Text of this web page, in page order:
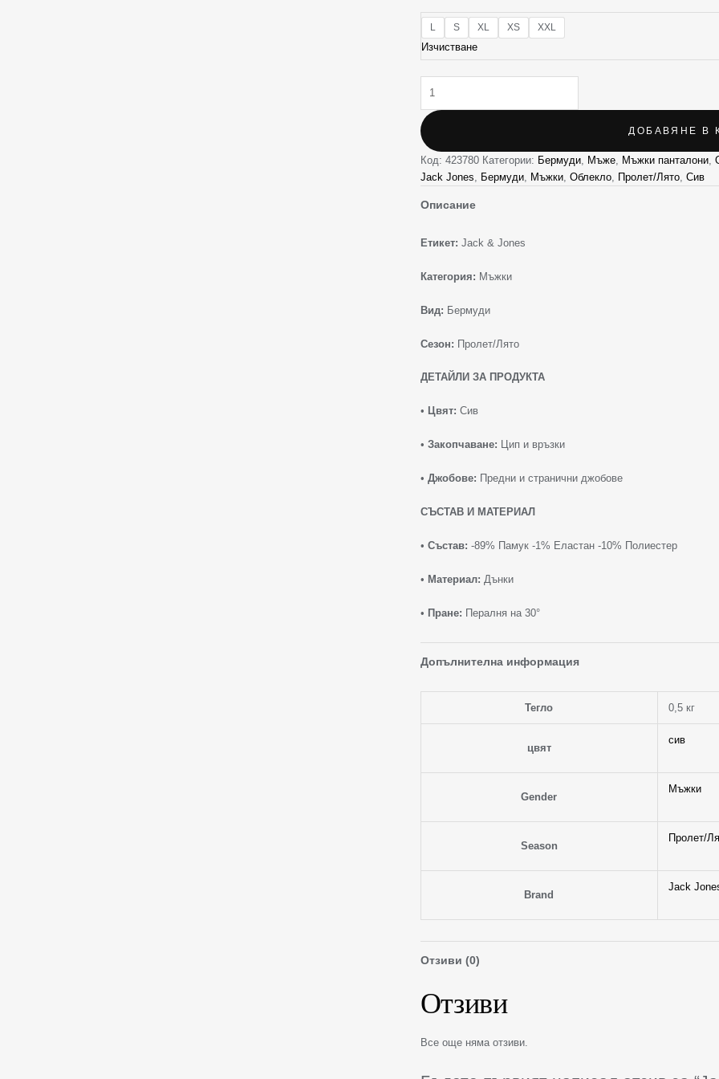
L S XL XS XXL
Изчистване
ДОБАВЯНЕ В
Код: 423780 Категории: Бермуди, Мъже, Мъжки панталони,
Jack Jones, Бермуди, Мъжки, Облекло, Пролет/Лято, Сив
Описание
Етикет: Jack & Jones
Категория: Мъжки
Вид: Бермуди
Сезон: Пролет/Лято
ДЕТАЙЛИ ЗА ПРОДУКТА
• Цвят: Сив
• Закопчаване: Цип и връзки
• Джобове: Предни и странични джобове
СЪСТАВ И МАТЕРИАЛ
• Състав: -89% Памук -1% Еластан -10% Полиестер
• Материал: Дънки
• Пране: Пералня на 30°
Допълнителна информация
Тегло 0,5 кг
цвят
сив
Gender
Мъжки
Season
Пролет/
Brand
Jack
Отзиви (0)
Отзиви
Все още няма отзиви.